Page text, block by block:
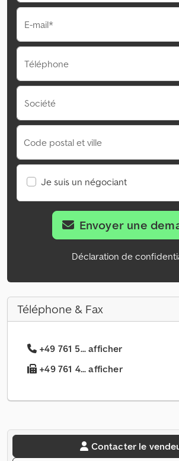
E-mail*
Téléphone
Société
Code postal et ville
Je suis un négociant
Envoyer une
Déclaration de
Téléphone & Fax
+49 761 5... afficher
+49 761 4... afficher
Contacter le